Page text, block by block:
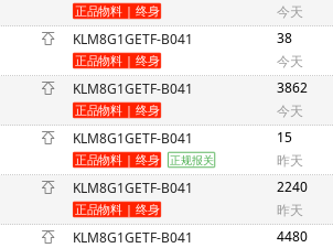
今天
KLM8G1GETF-B041
38
今天
KLM8G1GETF-B041
3862
今天
KLM8G1GETF-B041
15
昨天
KLM8G1GETF-B041
2240
昨天
KLM8G1GETF-B041
4480